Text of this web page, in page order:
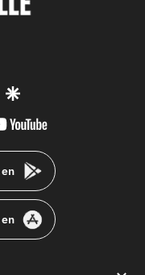
twittergoogle
youtube-